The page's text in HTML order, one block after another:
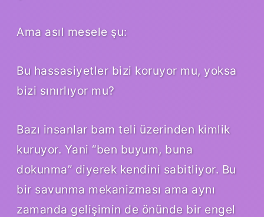
Ama asıl mesele şu:
Bu hassasiyetler bizi koruyor mu, yoksa
bizi sınırlıyor mu?
Bazı insanlar bam teli üzerinden kimlik
kuruyor. Yani “ben buyum, buna
dokunma” diyerek kendini sabitliyor. Bu
bir savunma mekanizması ama aynı
zamanda gelişimin de önünde bir engel